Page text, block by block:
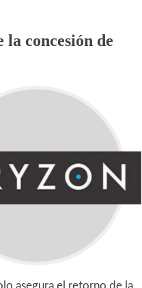
concesión de
asegura el retorno de la